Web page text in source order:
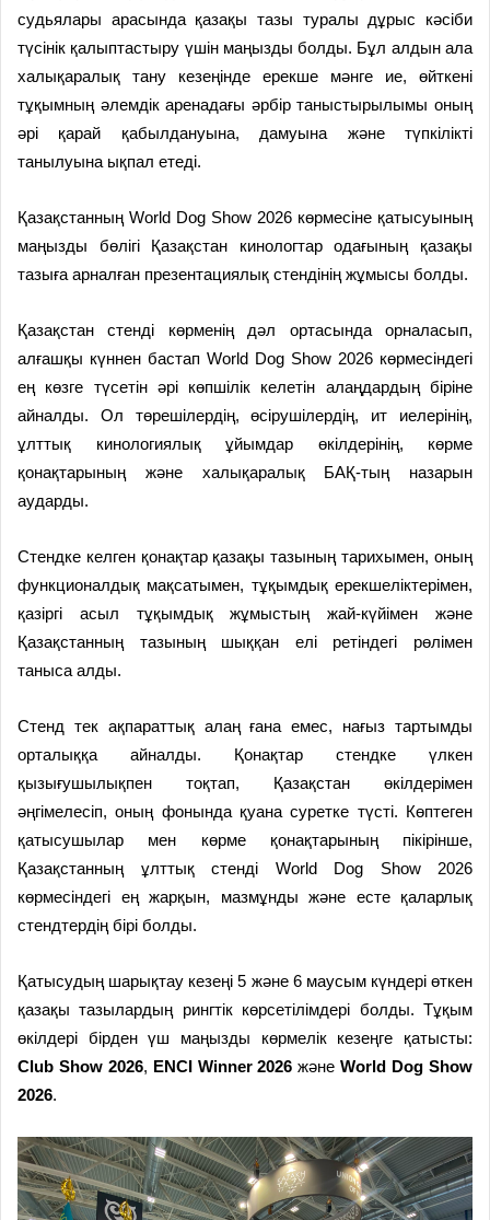
судьялары арасында қазақы тазы туралы дұрыс кәсіби
түсінік қалыптастыру үшін маңызды болды. Бұл алдын ала
халықаралық тану кезеңінде ерекше мәнге ие, өйткені
тұқымның әлемдік аренадағы әрбір таныстырылымы оның
әрі қарай қабылдануына, дамуына және түпкілікті
танылуына ықпал етеді.
Қазақстанның World Dog Show 2026 көрмесіне қатысуының
маңызды бөлігі Қазақстан кинологтар одағының қазақы
тазыға арналған презентациялық стендінің жұмысы болды.
Қазақстан стенді көрменің дәл ортасында орналасып,
алғашқы күннен бастап World Dog Show 2026 көрмесіндегі
ең көзге түсетін әрі көпшілік келетін алаңдардың біріне
айналды. Ол төрешілердің, өсірушілердің, ит иелерінің,
ұлттық кинологиялық ұйымдар өкілдерінің, көрме
қонақтарының және халықаралық БАҚ-тың назарын
аударды.
Стендке келген қонақтар қазақы тазының тарихымен, оның
функционалдық мақсатымен, тұқымдық ерекшеліктерімен,
қазіргі асыл тұқымдық жұмыстың жай-күйімен және
Қазақстанның тазының шыққан елі ретіндегі рөлімен
таныса алды.
Стенд тек ақпараттық алаң ғана емес, нағыз тартымды
орталыққа айналды. Қонақтар стендке үлкен
қызығушылықпен тоқтап, Қазақстан өкілдерімен
әңгімелесіп, оның фонында қуана суретке түсті. Көптеген
қатысушылар мен көрме қонақтарының пікірінше,
Қазақстанның ұлттық стенді World Dog Show 2026
көрмесіндегі ең жарқын, мазмұнды және есте қаларлық
стендтердің бірі болды.
Қатысудың шарықтау кезеңі 5 және 6 маусым күндері өткен
қазақы тазылардың рингтік көрсетілімдері болды. Тұқым
өкілдері бірден үш маңызды көрмелік кезеңге қатысты:
Club Show 2026, ENCI Winner 2026 жәнеWorld Dog Show
2026.